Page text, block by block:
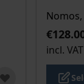
incl. VAT